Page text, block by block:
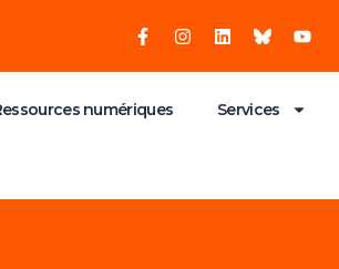
numériques Services